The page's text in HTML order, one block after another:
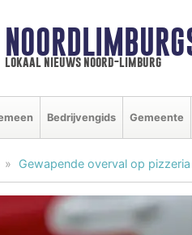
lokaal nieuws noord-limburg
Bedrijvengids Gemeente
Gewapende overval op pizzeria